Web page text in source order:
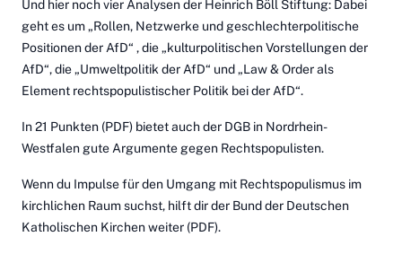
Und hier noch vier Analysen der Heinrich Böll Stiftung: Dabei
geht es um„Rollen, Netzwerke und geschlechterpolitische
Positionen der AfD“ , die„kulturpolitischen Vorstellungen der
AfD“, die„Umweltpolitik der AfD“ und„Law & Order als
Element rechtspopulistischer Politik bei der AfD“.
In 21 Punkten (PDF) bietet auch der DGB in Nordrhein-
Westfalen gute Argumente gegen Rechtspopulisten.
Wenn du Impulse für den Umgang mit Rechtspopulismus im
kirchlichen Raum suchst, hilft dir der Bund der Deutschen
Katholischen Kirchen weiter (PDF).